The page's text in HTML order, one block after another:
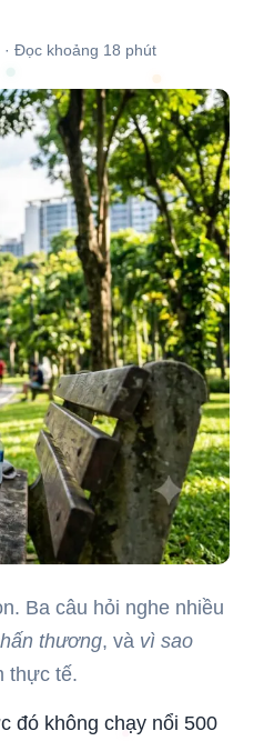
· Đọc khoảng 18 phút
Ba câu hỏi nghe nhiều
thương, và vì sao
thực tế.
đó không chạy nổi 500